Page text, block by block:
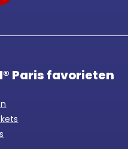
Paris favorieten